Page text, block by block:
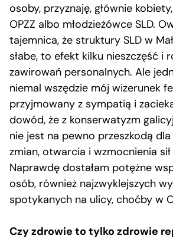
osoby, przyznaję, głównie
OPZZ albo młodzieżówce SLD.
tajemnica, że struktury SLD w
słabe, to efekt kilku nieszczęść i
zawirowań personalnych. Ale
niemal wszędzie mój wizerunek
przyjmowany z sympatią i
dowód, że z konserwatyzm
nie jest na pewno przeszkodą
zmian, otwarcia i wzmocnienia
Naprawdę dostałam potężne
osób, również najzwyklejszych
spotykanych na ulicy, choćby w
Czy zdrowie to tylko zdrowie